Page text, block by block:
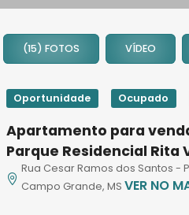
2
3
7
8
9
(15) FOTOS VÍDEO
Oportunidade Ocupado
Apartamento para
Parque Residencial Rita
Rua Cesar Ramos dos Santos -
Campo Grande, MSVER NO